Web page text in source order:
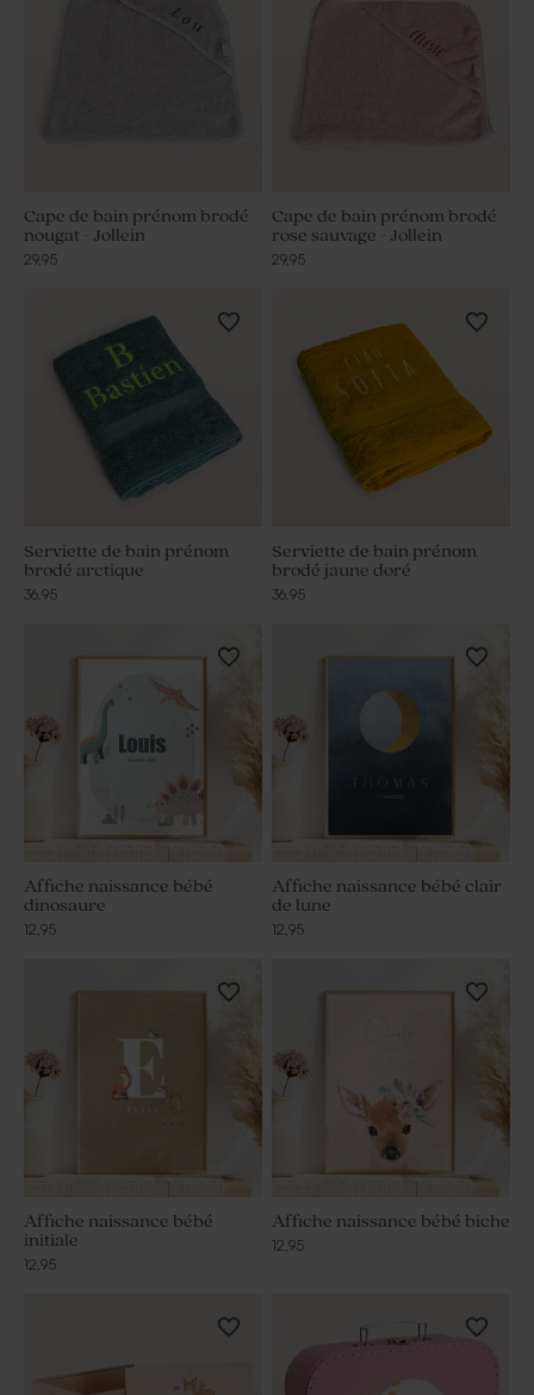
Cape de bain prénom brodé
nougat - Jollein
29,95
Cape de bain prénom brodé
rose sauvage - Jollein
29,95
Serviette de bain prénom
brodé arctique
36,95
Serviette de bain prénom
brodé jaune doré
36,95
Affiche naissance bébé
dinosaure
12,95
Affiche naissance bébé clair
de lune
12,95
Affiche naissance bébé
initiale
12,95
Affiche naissance bébé biche
12,95